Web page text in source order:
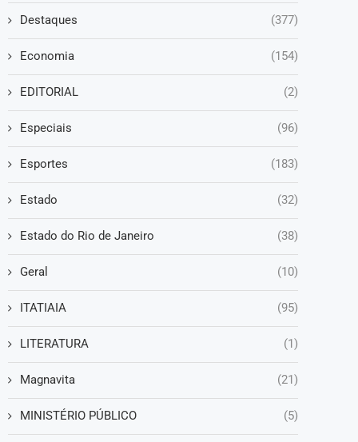
Destaques (377)
Economia (154)
EDITORIAL (2)
Especiais (96)
Esportes (183)
Estado (32)
Estado do Rio de Janeiro (38)
Geral (10)
ITATIAIA (95)
LITERATURA (1)
Magnavita (21)
MINISTÉRIO PÚBLICO (5)